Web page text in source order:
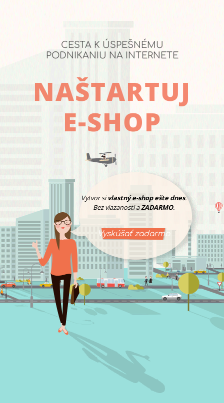
CESTA K ÚSPEŠNÉMU
PODNIKANIU NA INTERNETE
NAŠTARTUJ
E-SHOP
Vytvor sivlastný e-shop ešte dnes.
Bez viazanosti aZADARMO.
Vyskúšať zadarmo